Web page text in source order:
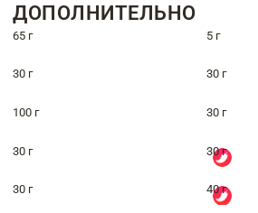
ДОПОЛНИТЕЛЬНО
65 г 5 г
30 г 30 г
100 г 30 г
30 г 30 г
30 г 40 г